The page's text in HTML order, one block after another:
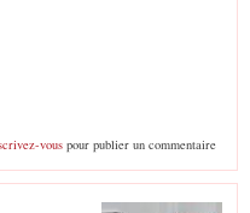
vouspour publier un commentaire